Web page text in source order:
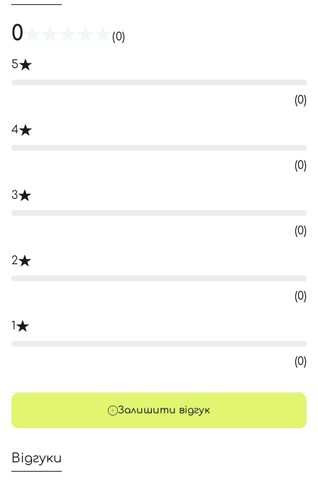
0 (0)
5
(0)
4
(0)
3
(0)
2
(0)
1
(0)
Залишити відгук
Відгуки